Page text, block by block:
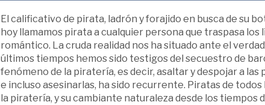
El calificativo de pirata, ladrón y forajido en busca de su
hoy llamamos pirata a cualquier persona que traspasa
romántico. La cruda realidad nos ha situado ante el
últimos tiempos hemos sido testigos del secuestro de
fenómeno de la piratería, es decir, asaltar y despojar a
e incluso asesinarlas, ha sido recurrente. Piratas de
la piratería, y su cambiante naturaleza desde los